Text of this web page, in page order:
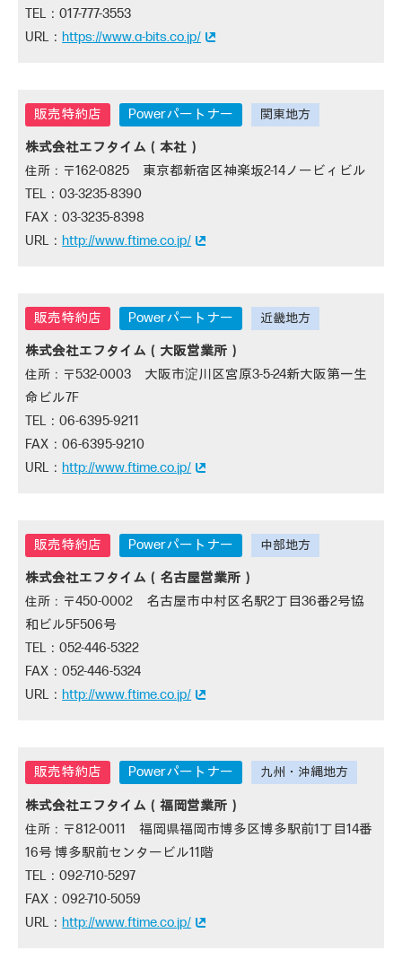
017-777-3553
https://www.a-bits.co.jp/
Powerパートナー
株式会社エフタイム（本社）
162-0825 東京都新宿区神楽坂2-14ノービィビル
03-3235-8390
03-3235-8398
http://www.ftime.co.jp/
Powerパートナー
株式会社エフタイム（大阪営業所）
532-0003 大阪市淀川区宮原3-5-24新大阪第一生
命ビル7F
06-6395-9211
06-6395-9210
http://www.ftime.co.jp/
Powerパートナー
株式会社エフタイム（名古屋営業所）
450-0002 名古屋市中村区名駅2丁目36番2号協
和ビル5F506号
052-446-5322
052-446-5324
http://www.ftime.co.jp/
Powerパートナー
株式会社エフタイム（福岡営業所）
812-0011 福岡県福岡市博多区博多駅前1丁目14番
16号 博多駅前センタービル11階
092-710-5297
092-710-5059
http://www.ftime.co.jp/